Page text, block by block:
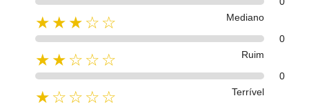
★★★☆☆
Mediano
0
★★☆☆☆
Ruim
0
★☆☆☆☆
Terrível